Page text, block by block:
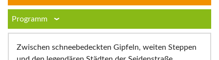
Programm
Zwischen schneebedeckten Gipfeln, weiten Steppen